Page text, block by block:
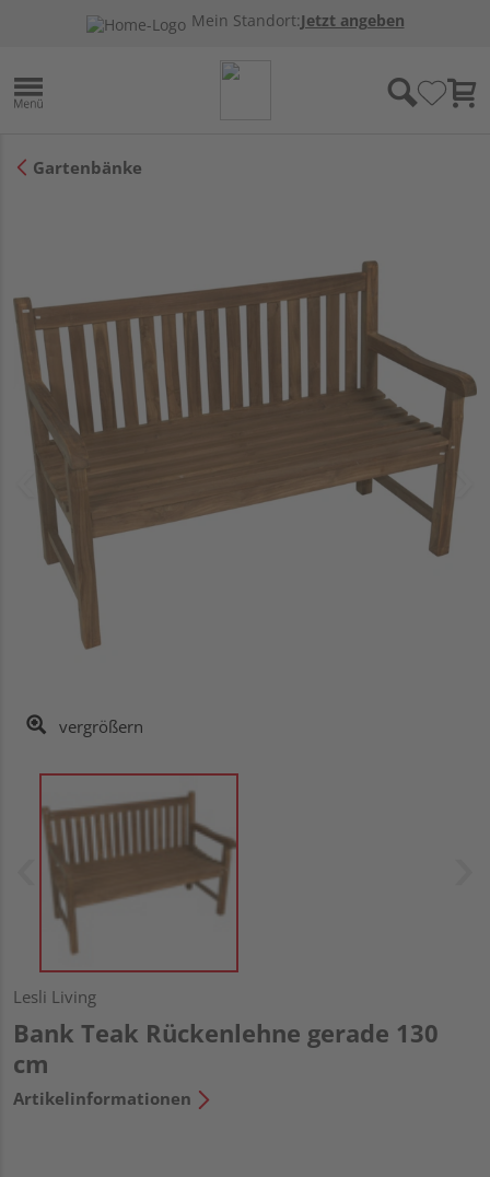
Mein Standort:Jetzt angeben
Gartenbänke
vergrößern
Lesli Living
Bank Teak Rückenlehne gerade 130
cm
Artikelinformationen